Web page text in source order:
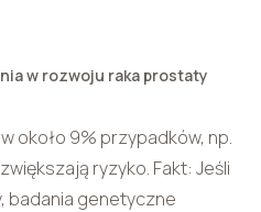
w rozwoju raka prostaty
około 9% przypadków, np.
ryzyko. Fakt: Jeśli
badania genetyczne